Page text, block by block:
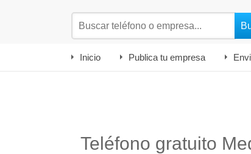
Inicio Publica tu empresa
Teléfono gratuito